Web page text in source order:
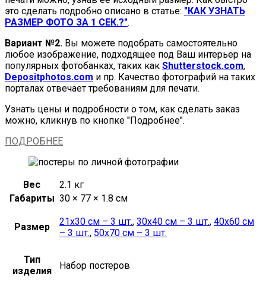
это сделать подробно описано в статье: "КАК УЗНАТЬ
РАЗМЕР ФОТО ЗА 1 СЕК.?".
Вариант №2. Вы можете подобрать самостоятельно
любое изображение, подходящее под Ваш интерьер на
популярных фотобанках, таких как Shutterstock.com,
Depositphotos.com и пр. Качество фотографий на таких
порталах отвечает требованиям для печати.
Узнать цены и подробности о том, как сделать заказ
можно, кликнув по кнопке "Подробнее".
ПОДРОБНЕЕ
Вес
2.1 кг
Габариты 30 × 77 × 1.8 см
Размер 21х30 см – 3 шт., 30х40 см – 3 шт., 40х60 см
– 3 шт., 50х70 см – 3 шт.
Тип
изделия
Набор постеров